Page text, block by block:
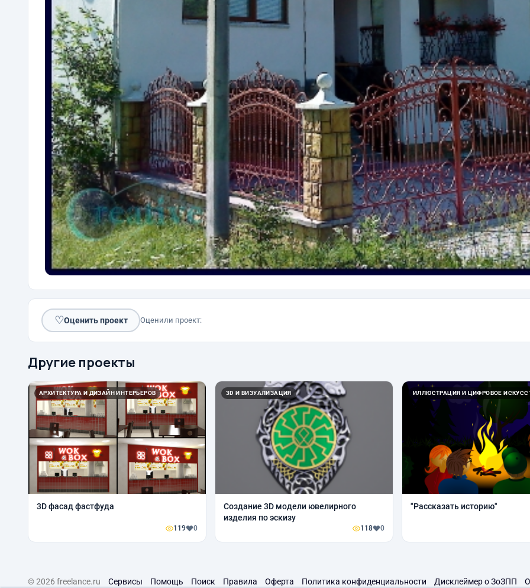
♡Оценить проект Оценили проект:
Другие проекты
АРХИТЕКТУРА И ДИЗАЙН ИНТЕРЬЕРОВ
3D фасад фастфуда
119 0
3D И ВИЗУАЛИЗАЦИЯ
Создание 3D модели ювелирного
изделия по эскизу
118 0
ИЛЛЮСТРАЦИЯ И ЦИФРОВОЕ
"Рассказать историю"
© 2026 freelance.ru Сервисы Помощь Поиск Правила Оферта Политика конфиденциальности Дисклеймер о ЗоЗПП